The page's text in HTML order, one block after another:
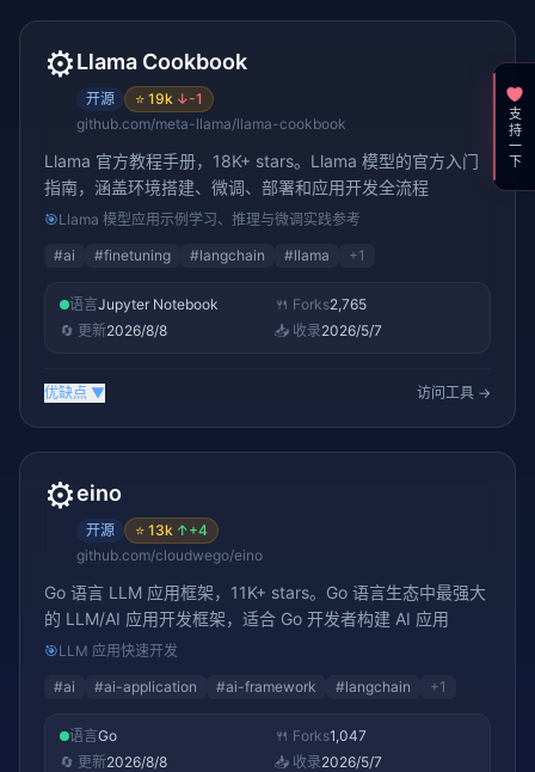
⚙️Llama Cookbook
开源 ⭐ 19k ↓-1
github.com/meta-llama/llama-cookbook
Llama 官方教程手册，18K+ stars。Llama 模型的官方入门
指南，涵盖环境搭建、微调、部署和应用开发全流程
🎯Llama 模型应用示例学习、推理与微调实践参考
#ai #finetuning #langchain #llama +1
语言Jupyter Notebook 🍴 Forks2,765
🔄 更新2026/8/8 📥 收录2026/5/7
优缺点 ▼ 访问工具 →
⚙️eino
开源 ⭐ 13k ↑+4
github.com/cloudwego/eino
Go 语言 LLM 应用框架，11K+ stars。Go 语言生态中最强大
的 LLM/AI 应用开发框架，适合 Go 开发者构建 AI 应用
🎯LLM 应用快速开发
#ai #ai-application #ai-framework #langchain +1
语言Go 🍴 Forks1,047
🔄 更新2026/8/8 📥 收录2026/5/7
支持一下